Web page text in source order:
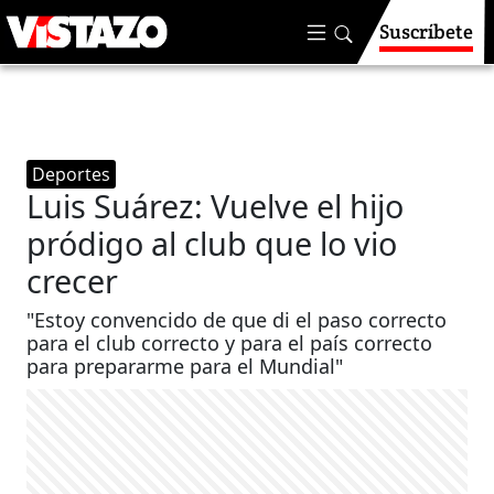
Suscríbete
Deportes
Luis Suárez: Vuelve el hijo
pródigo al club que lo vio
crecer
"Estoy convencido de que di el paso correcto
para el club correcto y para el país correcto
para prepararme para el Mundial"